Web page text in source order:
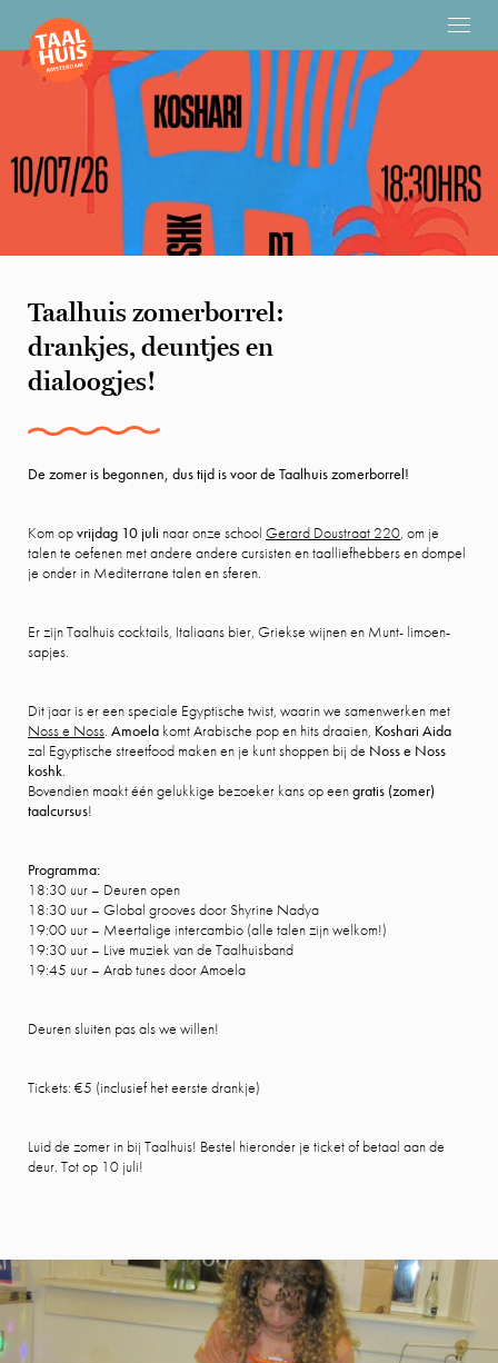
Taalhuis zomerborrel:
drankjes, deuntjes en
dialoogjes!
De zomer is begonnen, dus tijd is voor de Taalhuis zomerborrel!
Kom opvrijdag 10 juli naar onze school Gerard Doustraat 220, om je
talen te oefenen met andere andere cursisten en taalliefhebbers en dompel
je onder in Mediterrane talen en sferen.
Er zijn Taalhuis cocktails, Italiaans bier, Griekse wijnen en Munt- limoen-
sapjes.
Dit jaar is er een speciale Egyptische twist, waarin we samenwerken met
Noss e Noss. Amoela komt Arabische pop en hits draaien, Koshari Aida
zal Egyptische streetfood maken en je kunt shoppen bij de Noss e Noss
koshk.
Bovendien maakt één gelukkige bezoeker kans op eengratis (zomer)
taalcursus!
Programma:
18:30 uur – Deuren open
18:30 uur – Global grooves door Shyrine Nadya
19:00 uur – Meertalige intercambio (alle talen zijn welkom!)
19:30 uur – Live muziek van de Taalhuisband
19:45 uur – Arab tunes door Amoela
Deuren sluiten pas als we willen!
Tickets: €5 (inclusief het eerste drankje)
Luid de zomer in bij Taalhuis! Bestel hieronder je ticket of betaal aan de
deur. Tot op 10 juli!